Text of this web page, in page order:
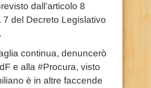
dall’articolo 8
7 del Decreto Legislativo
continua, denuncerò
e alla #Procura, visto
è in altre faccende